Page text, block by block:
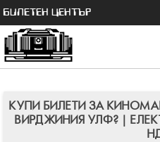
БИЛЕТЕН ЦЕНТЪР
КУПИ БИЛЕТИ ЗА
ВИРДЖИНИЯ УЛФ? |